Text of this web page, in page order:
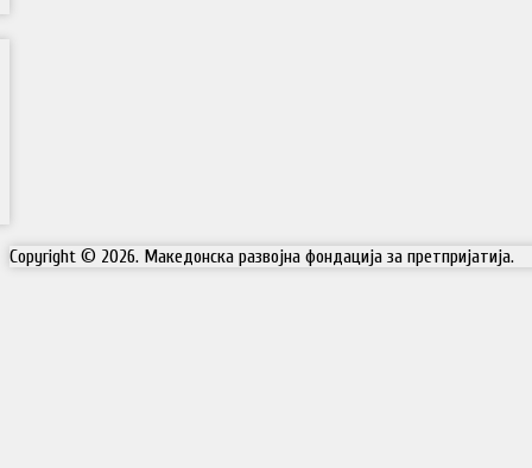
Copyright © 2026. Македонска развојна фондација за претпријатија.